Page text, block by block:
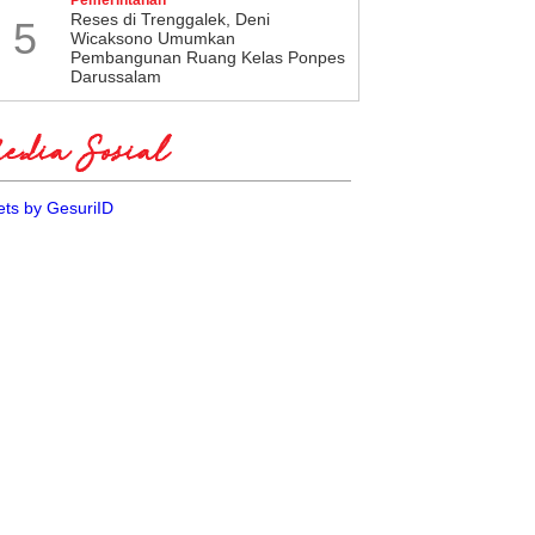
5
​Reses di Trenggalek, Deni
Wicaksono Umumkan
Pembangunan Ruang Kelas Ponpes
Darussalam
Sosial
by GesuriID